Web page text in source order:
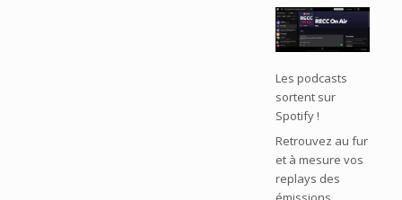
Les podcasts
sortent sur
Spotify !
Retrouvez au fur
et à mesure vos
replays des